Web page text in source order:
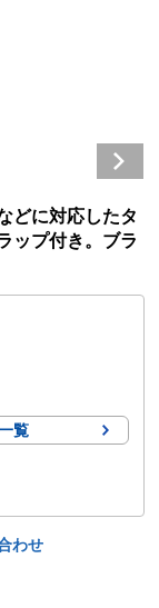
どに対応したタ
ップ付き。ブラ
覧
わせ